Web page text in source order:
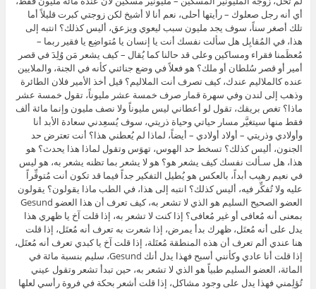
أي أنه رجل صعلوك – رأيتها أحلى، نعم أنا لا أشيخ لكن زوجتي كبرت قليلاً أما
تلك أصغر سناً، سوف يجد مليون سبب ليعوي ويزعق، أليس كذلك؟ انتبه إلى
هذا، في المُقابِل هل سألت نفسك أنت يا إنسان يا مُتواضِع يا فقير ربما –
مُعظَمنا فقراء ومساكين وعلى قد حالنا كما يُقال – كيف يشعر مَن وُلِدَ في قصر
أمير أو قصر سُلطان أو ملك؟ هو فعلاً في وضع جنائني كأنه في الجنة، والملايين
عنده كالملاليم عندك، كيف تصرف أنت الملاليم؟ قيل أخذ الأمير فلان الطائرة
وذهب إلى لندن وفي سهرة قمار صرف خمسة عشر مليوناً، تقول خمسة عشر
ماذا؟ تغص بريقك، تقول لو أعطاني ليس مليوناً ولا نصف مليون وإنما مائة ألف
فقط منها سيتغيَّر مسار حياتي وحياة ذريتي، سوف يُسعِدني سعادة الأبد أنا
وأولادي وذريتي – أولاد أولادي – أيضاً، لماذا لم يُعطني هذا؟ أنت تعترض حد
الجنون، أليس كذلك؟ تسخط حد الهوس، تهوَس وتقول لماذا هذا يحدث؟ هو
هذا، هل سـألت نفسك كيف يشعر هو؟ هو لا يشعر بما تظنه يشعر به، هو ليس
في نعيم رهيب أبداً، بالعكس هو يُطيل التفكير جداً فيما قد تكون أنت مُتوفِّراً
عليه ولا تُفكِّر فيه، أليس كذلك؟ انتبه إلى هذا، في الطب ماذا يقولون؟ يقولون
العضو الصحيح السليم هو الذي لا تشعر به، كيف تعرف أن هذا العضو Gesund
بمعنى أنه مُعافى أو غير مُعافى؟ إذا كنت لا تشعر به، إذا قلت آخ يا ظهري هذا
يدل على أنه مُعتَل، ظهرك بدأ يمرض، إذا شعرت به تعرف أنه مُعتَل، إذا قلت
هنا عندي ألم تعرف أن هذه المنطقة مُعتَلة، إذا قلت آخ يا كبدي تعرف أنه مُعتَل،
إذا قلت أنا عادي وكأنني أسبح فهذا يدل أنك Gesund، سليم بنسبة مائة في
المائة، العضو السليم طبياً هو الذي لا تشعر به، حين تبدأ تشعر وتقول عيني
تُؤلِمني فهذا يدل على وجود مشاكل، إذا قلت أشعر بحكة في فروة رأسي لعلها